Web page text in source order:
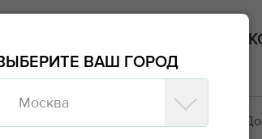
ГРУЗЫ ИЗ
Комментарий
ВАШ ГОРОД
Москва